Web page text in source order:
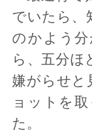
でいたら、
のかよう
ら、五分
嫌がらせと
ョットを
た。